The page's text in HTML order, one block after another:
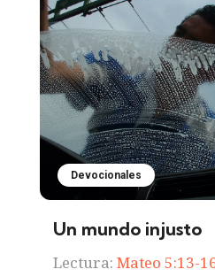
Devocionales
Un mundo injusto
Lectura: Mateo 5:13-